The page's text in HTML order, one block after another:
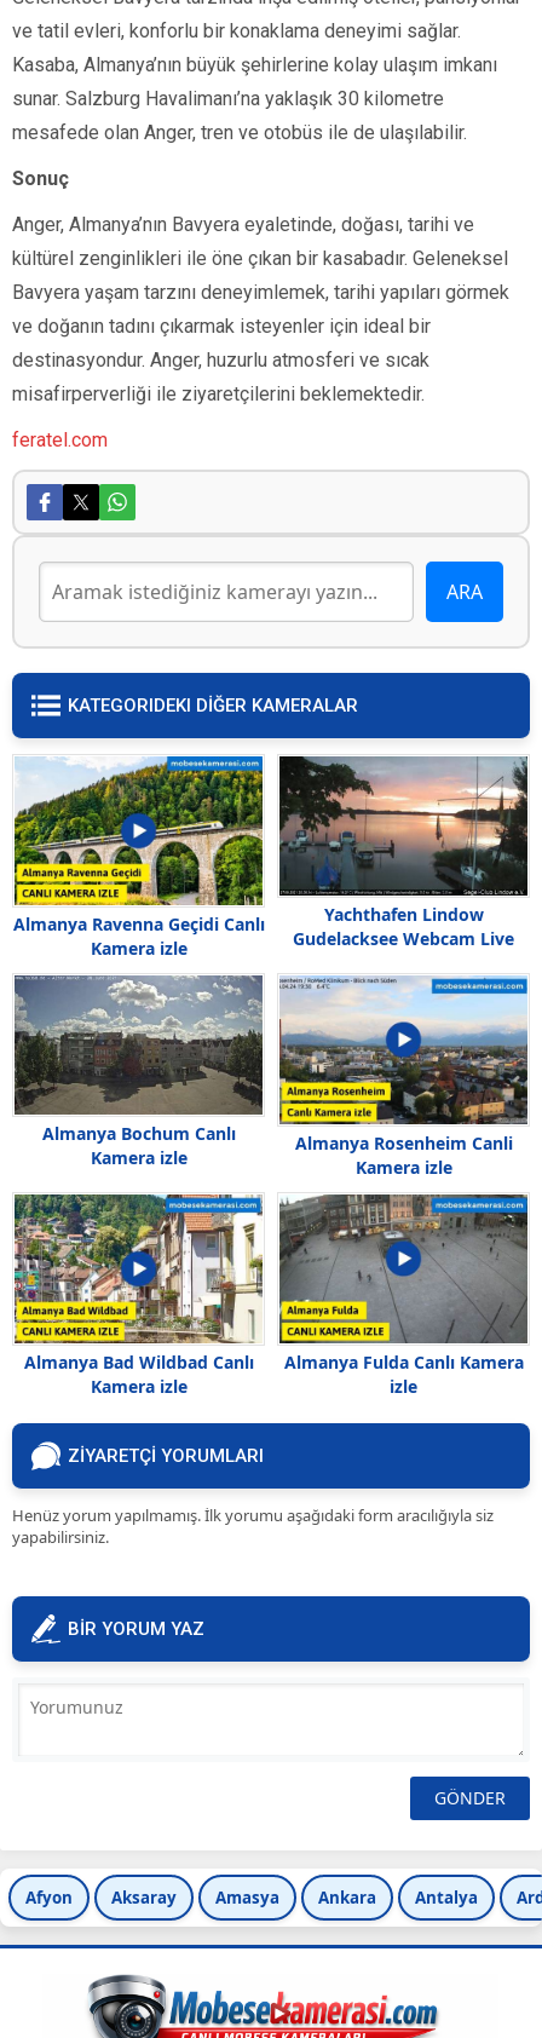
ve tatil evleri, konforlu bir konaklama deneyimi sağlar.
Kasaba, Almanya’nın büyük şehirlerine kolay ulaşım imkanı
sunar. Salzburg Havalimanı’na yaklaşık 30 kilometre
mesafede olan Anger, tren ve otobüs ile de ulaşılabilir.
Sonuç
Anger, Almanya’nın Bavyera eyaletinde, doğası, tarihi ve
kültürel zenginlikleri ile öne çıkan bir kasabadır. Geleneksel
Bavyera yaşam tarzını deneyimlemek, tarihi yapıları görmek
ve doğanın tadını çıkarmak isteyenler için ideal bir
destinasyondur. Anger, huzurlu atmosferi ve sıcak
misafirperverliği ile ziyaretçilerini beklemektedir.
feratel.com
KATEGORIDEKI DİĞER KAMERALAR
Almanya Ravenna Geçidi Canlı
Kamera izle
Yachthafen Lindow
Gudelacksee Webcam Live
Almanya Bochum Canlı
Kamera izle
Almanya Rosenheim Canli
Kamera izle
Almanya Bad Wildbad Canlı
Kamera izle
Almanya Fulda Canlı Kamera
izle
ZİYARETÇİ YORUMLARI
Henüz yorum yapılmamış. İlk yorumu aşağıdaki form aracılığıyla siz
yapabilirsiniz.
BİR YORUM YAZ
Afyon Aksaray Amasya Ankara Antalya